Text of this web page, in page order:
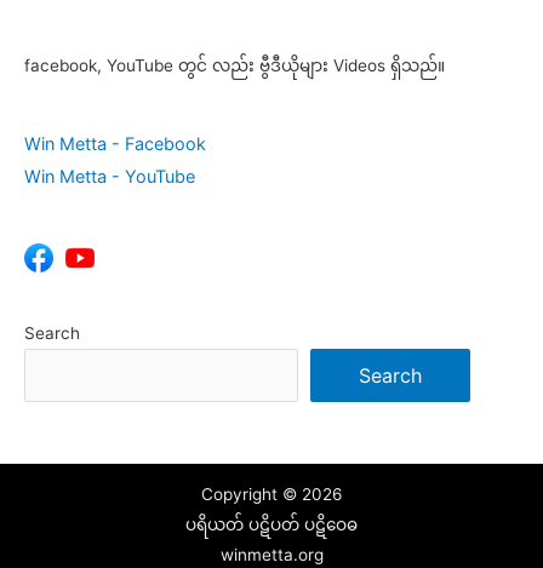
facebook, YouTube တွင် လည်း ဗွီဒီယိုများ Videos ရှိသည်။
Win Metta - Facebook
Win Metta - YouTube
Search
Search
Copyright © 2026
ပရိယတ် ပဋိပတ် ပဋိဝေဓ
winmetta.org